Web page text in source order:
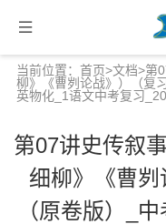
当前位置： 首页>文档>第
柳》《曹刿论战》）（复
英物化_1语文中考复习
第07讲史传叙
细柳》《曹刿
（原卷版）_